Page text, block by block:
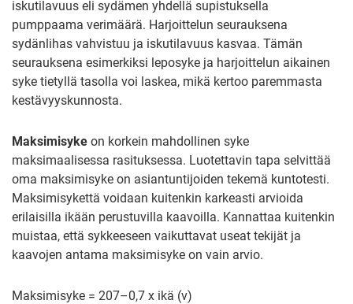
iskutilavuus eli sydämen yhdellä supistuksella
pumppaama verimäärä. Harjoittelun seurauksena
sydänlihas vahvistuu ja iskutilavuus kasvaa. Tämän
seurauksena esimerkiksi leposyke ja harjoittelun aikainen
syke tietyllä tasolla voi laskea, mikä kertoo paremmasta
kestävyyskunnosta.
Maksimisyke on korkein mahdollinen syke
maksimaalisessa rasituksessa. Luotettavin tapa selvittää
oma maksimisyke on asiantuntijoiden tekemä kuntotesti.
Maksimisykettä voidaan kuitenkin karkeasti arvioida
erilaisilla ikään perustuvilla kaavoilla. Kannattaa kuitenkin
muistaa, että sykkeeseen vaikuttavat useat tekijät ja
kaavojen antama maksimisyke on vain arvio.
Maksimisyke = 207–0,7 x ikä (v)